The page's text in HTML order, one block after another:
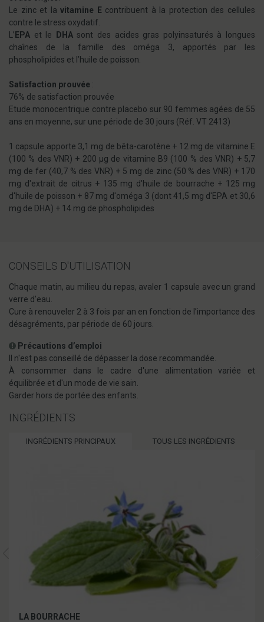
Le zinc et lavitamine Econtribuent à la protection des cellules
contre le stress oxydatif.
L’ EPA et le DHAsont des acides gras polyinsaturés à longues
chaînes de la famille des oméga 3, apportés par les
phospholipides et l’huile de poisson.
Satisfaction prouvée :
76% de satisfaction prouvée
Etude monocentrique contre placebo sur 90 femmes agées de 55
ans en moyenne, sur une période de 30 jours (Réf. VT 2413)
1 capsule apporte 3,1 mg de bêta-carotène + 12 mg de vitamine E
(100 % des VNR) + 200 µg de vitamine B9 (100 % des VNR) + 5,7
mg de fer (40,7 % des VNR) + 5 mg de zinc (50 % des VNR) + 170
mg d'extrait de citrus + 135 mg d'huile de bourrache + 125 mg
d'huile de poisson + 87 mg d'oméga 3 (dont 41,5 mg d'EPA et 30,6
mg de DHA) + 14 mg de phospholipides
CONSEILS D'UTILISATION
Chaque matin, au milieu du repas, avaler 1 capsule avec un grand
verre d'eau.
Cure à renouveler 2 à 3 fois par an en fonction de l’importance des
désagréments, par période de 60 jours.
Précautions d’emploi
Il n'est pas conseillé de dépasser la dose recommandée.
À consommer dans le cadre d'une alimentation variée et
équilibrée et d'un mode de vie sain.
Garder hors de portée des enfants.
INGRÉDIENTS
INGRÉDIENTS PRINCIPAUX TOUS LES INGRÉDIENTS
LA BOURRACHE